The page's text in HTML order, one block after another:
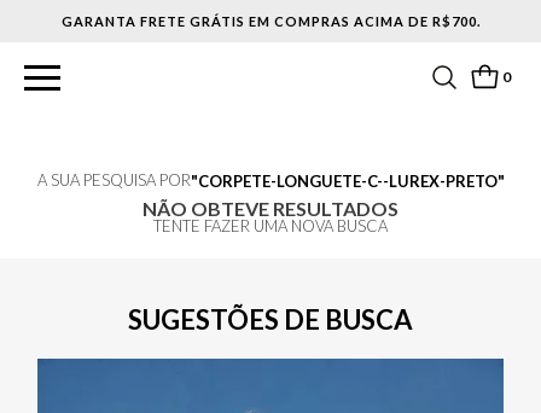
GARANTA FRETE GRÁTIS EM COMPRAS ACIMA DE R$700.
0
A SUA PESQUISA POR CORPETE-LONGUETE-C--LUREX-PRETO
NÃO OBTEVE RESULTADOS
TENTE FAZER UMA NOVA BUSCA
SUGESTÕES DE BUSCA